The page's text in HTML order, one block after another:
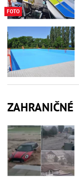
FOTO
ZAHRANIČNÉ